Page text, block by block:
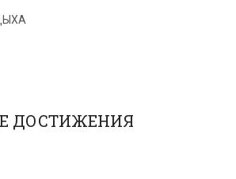
ДОСТИЖЕНИЯ